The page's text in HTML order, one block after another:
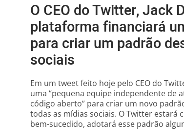
O CEO do Twitter, Jack
plataforma financiará
para criar um padrão
sociais
Em um tweet feito hoje pelo CEO do
uma “pequena equipe independente de
código aberto” para criar um novo
todas as mídias sociais. O Twitter
bem-sucedido, adotará esse padrão